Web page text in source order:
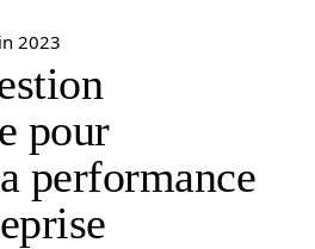
2023
pour
performance